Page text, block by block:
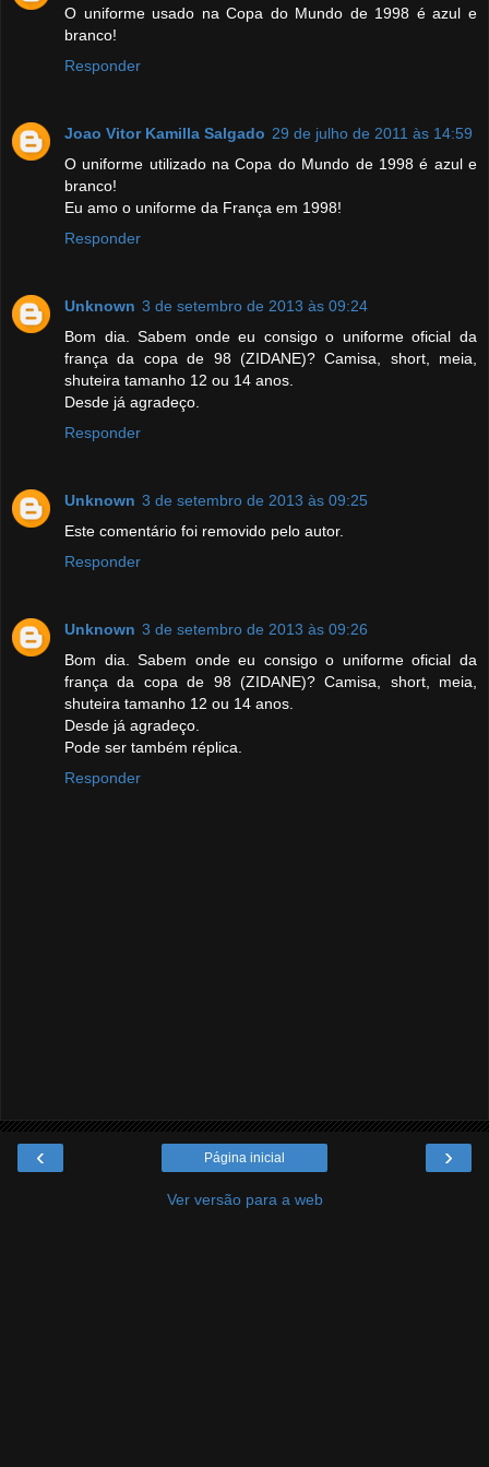
O uniforme usado na Copa do Mundo de 1998 é azul e
branco!
Responder
Joao Vitor Kamilla Salgado 29 de julho de 2011 às 14:59
O uniforme utilizado na Copa do Mundo de 1998 é azul e
branco!
Eu amo o uniforme da França em 1998!
Responder
Unknown 3 de setembro de 2013 às 09:24
Bom dia. Sabem onde eu consigo o uniforme oficial da
frança da copa de 98 (ZIDANE)? Camisa, short, meia,
shuteira tamanho 12 ou 14 anos.
Desde já agradeço.
Responder
Unknown 3 de setembro de 2013 às 09:25
Este comentário foi removido pelo autor.
Responder
Unknown 3 de setembro de 2013 às 09:26
Bom dia. Sabem onde eu consigo o uniforme oficial da
frança da copa de 98 (ZIDANE)? Camisa, short, meia,
shuteira tamanho 12 ou 14 anos.
Desde já agradeço.
Pode ser também réplica.
Responder
‹ ›
Página inicial
Ver versão para a web